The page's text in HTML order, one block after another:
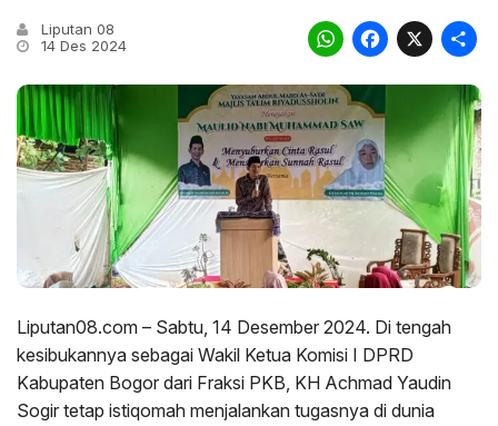
Liputan 08
14 Des 2024
X
Liputan08.com – Sabtu, 14 Desember 2024. Di tengah
kesibukannya sebagai Wakil Ketua Komisi I DPRD
Kabupaten Bogor dari Fraksi PKB, KH Achmad Yaudin
Sogir tetap istiqomah menjalankan tugasnya di dunia